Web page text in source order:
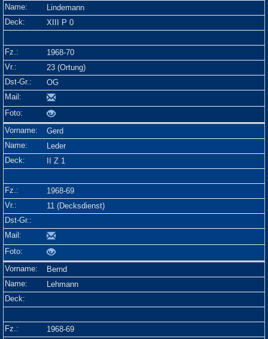
Lindemann
XIII P 0
1968-70
23 (Ortung)
OG
Gerd
Leder
II Z 1
1968-69
11 (Decksdienst)
Bernd
Lehmann
1968-69